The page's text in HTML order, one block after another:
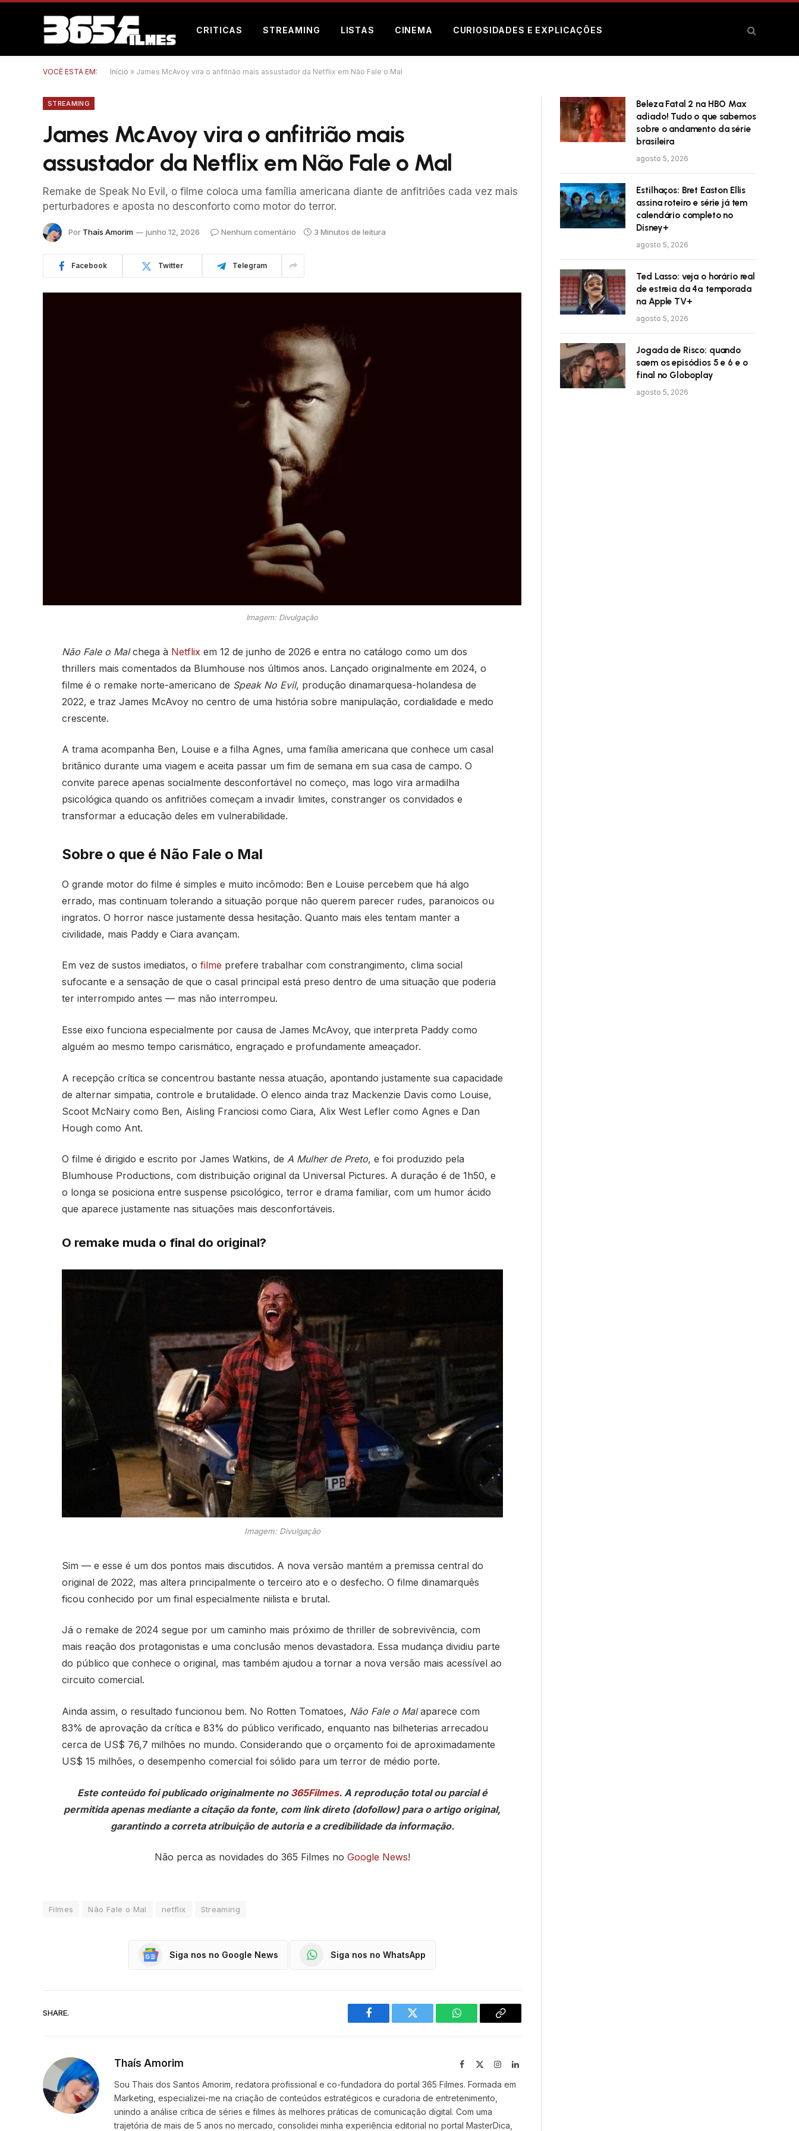
CRITICAS STREAMING LISTAS CINEMA CURIOSIDADES E EXPLICAÇÕES
VOCÊ ESTÁ EM: Início » James McAvoy vira o anfitrião mais assustador da Netflix em Não Fale o Mal
STREAMING
James McAvoy vira o anfitrião mais
assustador da Netflix em Não Fale o Mal
Remake de Speak No Evil, o filme coloca uma família americana diante de anfitriões cada vez mais
perturbadores e aposta no desconforto como motor do terror.
Por Thaís Amorim junho 12, 2026 Nenhum comentário 3 Minutos de leitura
Facebook Twitter Telegram
Imagem: Divulgação
Não Fale o Malchega à Netflix em 12 de junho de 2026 e entra no catálogo como um dos
thrillers mais comentados da Blumhouse nos últimos anos. Lançado originalmente em 2024, o
filme é o remake norte-americano de Speak No Evil, produção dinamarquesa-holandesa de
2022, e traz James McAvoy no centro de uma história sobre manipulação, cordialidade e medo
crescente.
A trama acompanha Ben, Louise e a filha Agnes, uma família americana que conhece um casal
britânico durante uma viagem e aceita passar um fim de semana em sua casa de campo. O
convite parece apenas socialmente desconfortável no começo, mas logo vira armadilha
psicológica quando os anfitriões começam a invadir limites, constranger os convidados e
transformar a educação deles em vulnerabilidade.
Sobre o que é Não Fale o Mal
O grande motor do filme é simples e muito incômodo: Ben e Louise percebem que há algo
errado, mas continuam tolerando a situação porque não querem parecer rudes, paranoicos ou
ingratos. O horror nasce justamente dessa hesitação. Quanto mais eles tentam manter a
civilidade, mais Paddy e Ciara avançam.
Em vez de sustos imediatos, o filme prefere trabalhar com constrangimento, clima social
sufocante e a sensação de que o casal principal está preso dentro de uma situação que poderia
ter interrompido antes — mas não interrompeu.
Esse eixo funciona especialmente por causa de James McAvoy, que interpreta Paddy como
alguém ao mesmo tempo carismático, engraçado e profundamente ameaçador.
A recepção crítica se concentrou bastante nessa atuação, apontando justamente sua capacidade
de alternar simpatia, controle e brutalidade. O elenco ainda traz Mackenzie Davis como Louise,
Scoot McNairy como Ben, Aisling Franciosi como Ciara, Alix West Lefler como Agnes e Dan
Hough como Ant.
O filme é dirigido e escrito por James Watkins, de A Mulher de Preto, e foi produzido pela
Blumhouse Productions, com distribuição original da Universal Pictures. A duração é de 1h50, e
o longa se posiciona entre suspense psicológico, terror e drama familiar, com um humor ácido
que aparece justamente nas situações mais desconfortáveis.
O remake muda o final do original?
Imagem: Divulgação
Sim — e esse é um dos pontos mais discutidos. A nova versão mantém a premissa central do
original de 2022, mas altera principalmente o terceiro ato e o desfecho. O filme dinamarquês
ficou conhecido por um final especialmente niilista e brutal.
Já o remake de 2024 segue por um caminho mais próximo de thriller de sobrevivência, com
mais reação dos protagonistas e uma conclusão menos devastadora. Essa mudança dividiu parte
do público que conhece o original, mas também ajudou a tornar a nova versão mais acessível ao
circuito comercial.
Ainda assim, o resultado funcionou bem. No Rotten Tomatoes, Não Fale o Malaparece com
83% de aprovação da crítica e 83% do público verificado, enquanto nas bilheterias arrecadou
cerca de US$ 76,7 milhões no mundo. Considerando que o orçamento foi de aproximadamente
US$ 15 milhões, o desempenho comercial foi sólido para um terror de médio porte.
Este conteúdo foi publicado originalmente no 365Filmes. A reprodução total ou parcial é
permitida apenas mediante a citação da fonte, com link direto (dofollow) para o artigo original,
garantindo a correta atribuição de autoria e a credibilidade da informação.
Não perca as novidades do 365 Filmes no Google News!
Filmes Não Fale o Mal netflix Streaming
Siga nos no Google News Siga nos no WhatsApp
SHARE.
Facebook Twitter WhatsAppCopy
Thaís Amorim Facebook InstagramLinkedIn
Sou Thais dos Santos Amorim, redatora profissional e co-fundadora do portal 365 Filmes. Formada em
Marketing, especializei-me na criação de conteúdos estratégicos e curadoria de entretenimento,
unindo a análise crítica de séries e filmes às melhores práticas de comunicação digital. Com uma
trajetória de mais de 5 anos no mercado, consolidei minha experiência editorial no portal MasterDica,
Beleza Fatal 2 na HBO Max
adiado! Tudo o que sabemos
sobre o andamento da série
brasileira
agosto 5, 2026
Estilhaços: Bret Easton Ellis
assina roteiro e série já tem
calendário completo no
Disney+
agosto 5, 2026
Ted Lasso: veja o horário real
de estreia da 4ª temporada
na Apple TV+
agosto 5, 2026
Jogada de Risco: quando
saem os episódios 5 e 6 e o
final no Globoplay
agosto 5, 2026